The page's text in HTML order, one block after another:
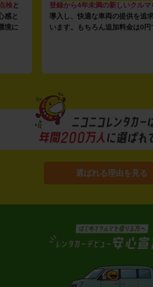
検と
感と
境に
登録から4年未満の新しいクルマ
導入し、快適な車両の提供を追
います。もちろん追加料金は0円
選ばれる理由を見る